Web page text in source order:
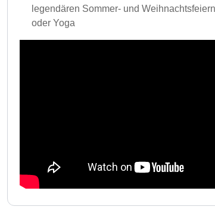
legendären Sommer- und
oder Yoga